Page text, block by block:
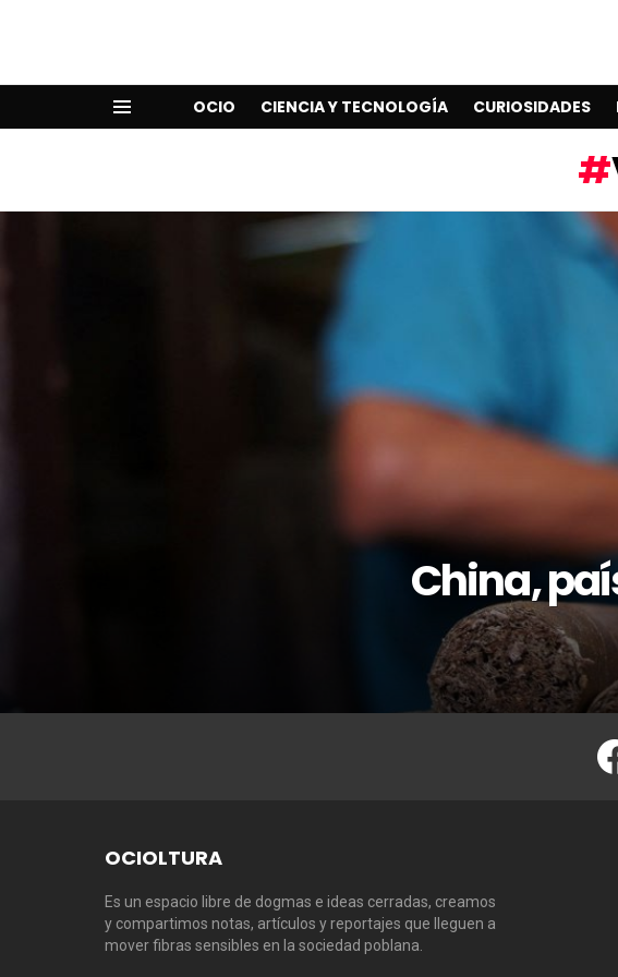
OCIO CIENCIA Y TECNOLOGÍA CURIOSIDADES
China,
OCIOLTURA
Es un espacio libre de dogmas e ideas cerradas, creamos
y compartimos notas, artículos y reportajes que lleguen a
mover fibras sensibles en la sociedad poblana.